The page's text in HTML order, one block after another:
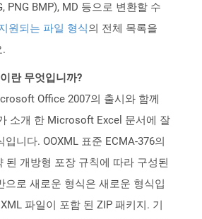
PNG BMP), MD 등으로 변환할 수
원되는 파일 형식의 전체 목록을
.
란 무엇입니까?
Office 2007의 출시와 함께
소개 한 Microsoft Excel 문서에 잘
입니다. OOXML 표준 ECMA-376의
된 개방형 포장 규칙에 따라 구성된
으로 새로운 형식은 새로운 형식입
파일이 포함 된 ZIP 패키지. 기